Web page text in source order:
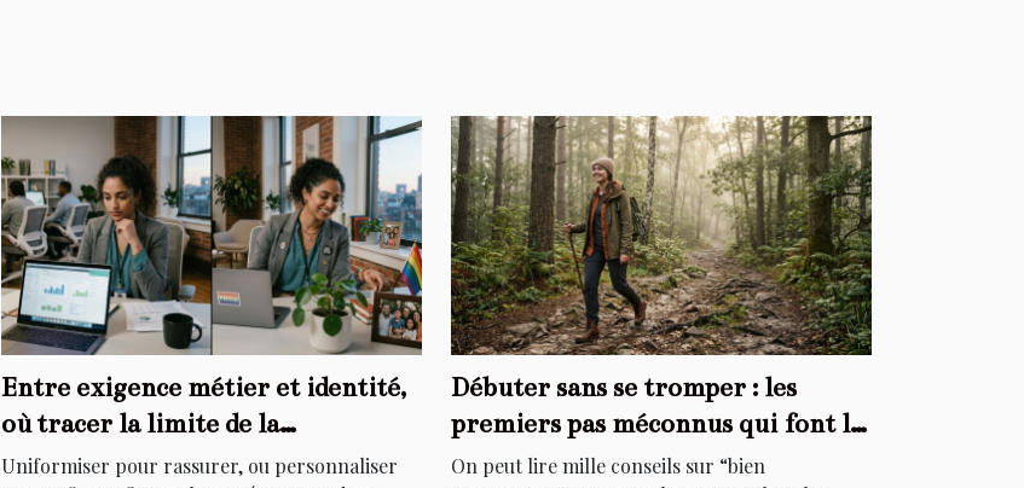
Entre exigence métier et identité,
où tracer la limite de la
personnalisation ?
Uniformiser pour rassurer, ou personnaliser
Débuter sans se tromper : les
premiers pas méconnus qui font la
différence
On peut lire mille conseils sur “bien